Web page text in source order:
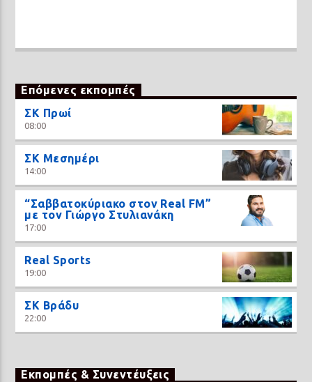
Επόμενες εκπομπές
ΣΚ Πρωί
08:00
ΣΚ Μεσημέρι
14:00
“Σαββατοκύριακο στον Real FM”
με τον Γιώργο Στυλιανάκη
17:00
Real Sports
19:00
ΣΚ Βράδυ
22:00
Εκπομπές & Συνεντέυξεις